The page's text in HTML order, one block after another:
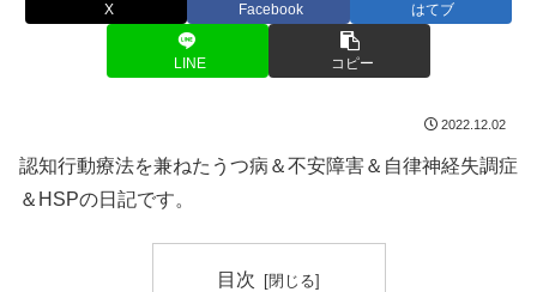
X Facebook はてブ
LINE コピー
2022.12.02
認知行動療法を兼ねたうつ病＆不安障害＆自律神経失調症
＆HSPの日記です。
目次